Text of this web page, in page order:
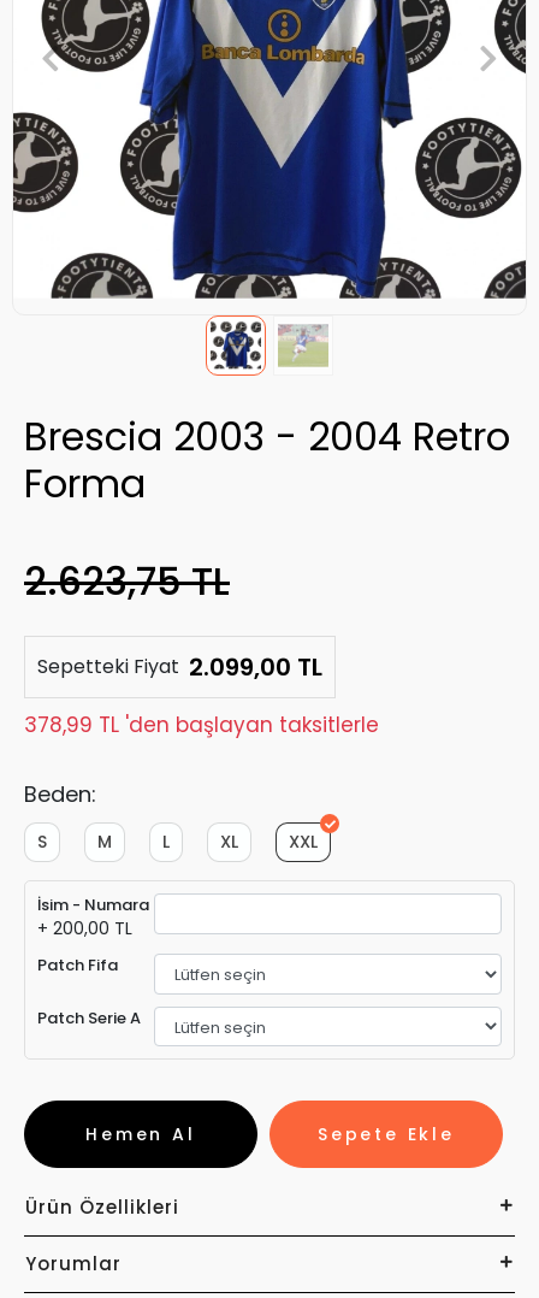
Brescia 2003 - 2004 Retro
Forma
2.623,75 TL
Sepetteki Fiyat 2.099,00 TL
378,99 TL 'den başlayan taksitlerle
Beden:
XXL
XL
L
M
S
İsim - Numara
+ 200,00 TL
Patch Fifa
Patch Serie A
Sepete Ekle
Hemen Al
Ürün Özellikleri
Yorumlar